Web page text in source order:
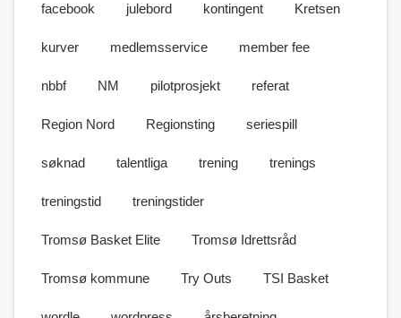
facebook julebord kontingent Kretsen
kurver medlemsservice member fee
nbbf NM pilotprosjekt referat
Region Nord Regionsting seriespill
søknad talentliga trening trenings
treningstid treningstider
Tromsø Basket Elite Tromsø Idrettsråd
Tromsø kommune Try Outs TSI Basket